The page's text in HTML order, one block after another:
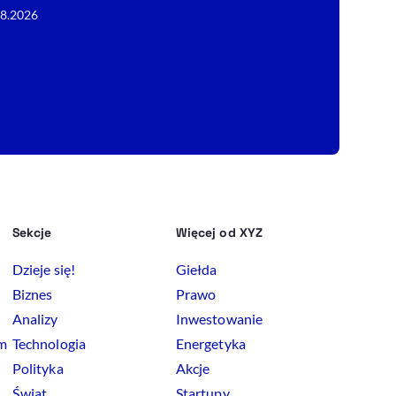
Sekcje
Dzieje się!
Biznes
Analizy
Technologia
Polityka
Więcej od XYZ
Giełda
Prawo
Inwestowanie
Energetyka
Akcje